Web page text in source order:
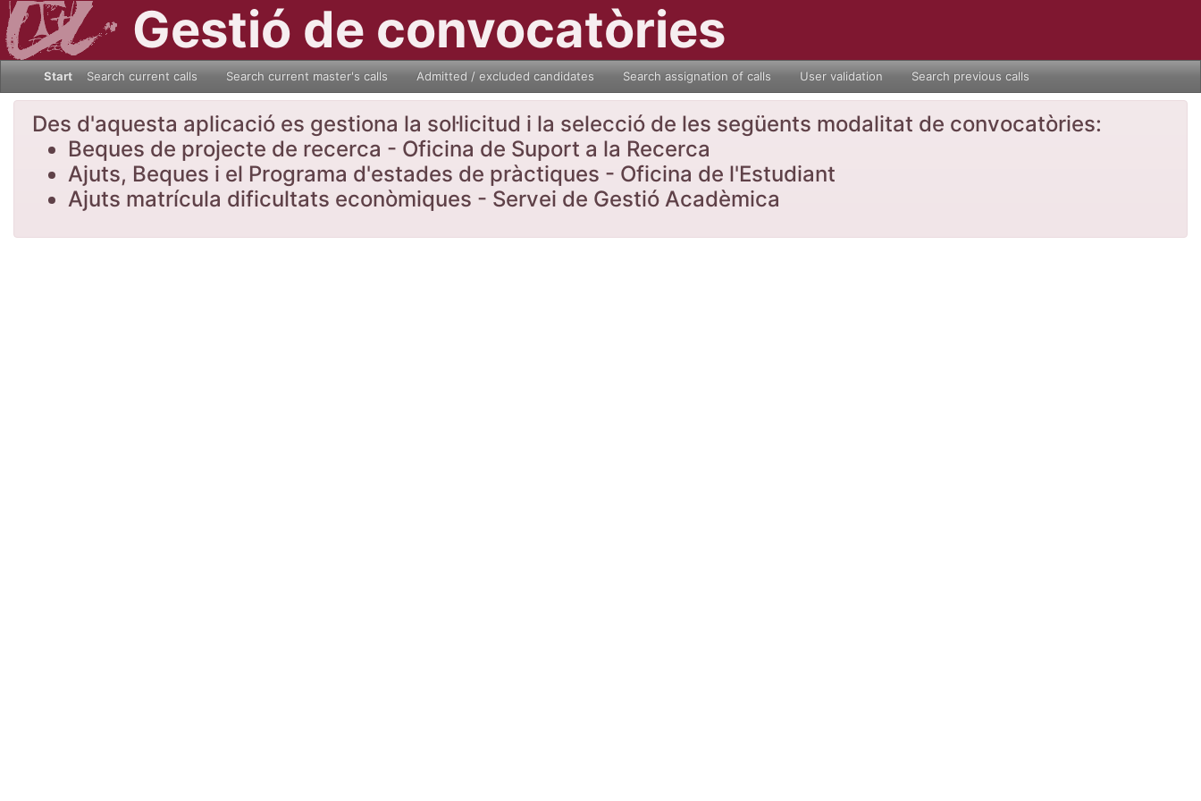
Gestió de convocatòries
Start Search current calls Search current master's calls Admitted / excluded candidates Search assignation of calls User validation Search previous calls
Des d'aquesta aplicació es gestiona la sol·licitud i la selecció de les següents modalitat de convocatòries:
Beques de projecte de recerca - Oficina de Suport a la Recerca
Ajuts, Beques i el Programa d'estades de pràctiques - Oficina de l'Estudiant
Ajuts matrícula dificultats econòmiques - Servei de Gestió Acadèmica